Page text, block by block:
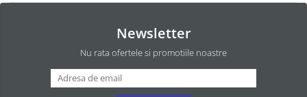
Newsletter
Nu rata ofertele si promotiile noastre